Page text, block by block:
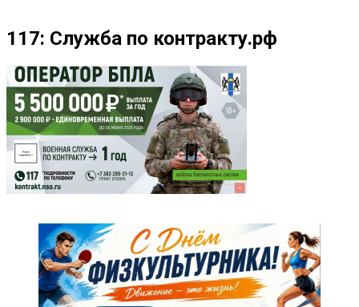
117: Служба по контракту.рф